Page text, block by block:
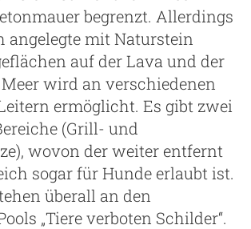
begrenzt. Allerdings
angelegte mit Naturstein
auf der Lava und der
wird an verschiedenen
ermöglicht. Es gibt zwei
(Grill- und
wovon der weiter entfernt
sogar für Hunde erlaubt ist.
überall an den
„Tiere verboten Schilder“.